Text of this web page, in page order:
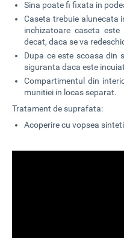
Sina poate fi fixata in
Caseta trebuie alunecata
inchizatoare caseta
decat, daca se va
Dupa ce este scoasa din
siguranta daca este
Compartimentul din
munitiei in locas separat.
Tratament de suprafata:
Acoperire cu vopsea